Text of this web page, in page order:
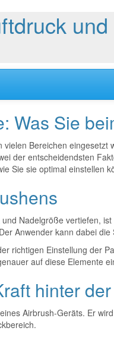
Was Sie
Bereichen
der entscheidendsten
Sie sie optimal einstellen
und Nadelgröße vertiefen,
Anwender kann dabei
richtigen Einstellung der
auf diese Elemente
hinter
Airbrush-Geräts. Er